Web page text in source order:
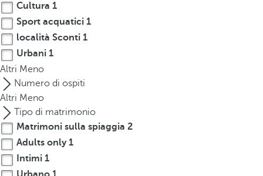
Cultura 1
Sport acquatici 1
località Sconti 1
Urbani 1
Altri Meno
Numero di ospiti
Altri Meno
Tipo di matrimonio
Matrimoni sulla spiaggia 2
Adults only1
Intimi 1